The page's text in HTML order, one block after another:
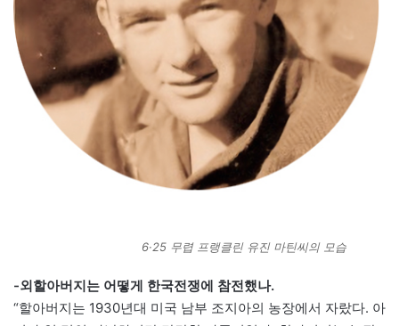
6·25 무렵 프랭클린 유진 마틴씨의 모습
-외할아버지는 어떻게 한국전쟁에 참전했나.
“할아버지는 1930년대 미국 남부 조지아의 농장에서 자랐다. 아